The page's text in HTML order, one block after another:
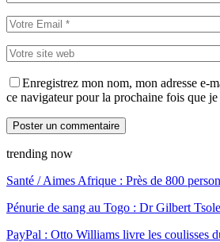
Enregistrez mon nom, mon adresse e-
ce navigateur pour la prochaine fois que
trending now
Santé / Aimes Afrique : Près de 800
Pénurie de sang au Togo : Dr Gilbert
PayPal : Otto Williams livre les coulisses